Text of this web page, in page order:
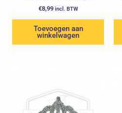
€8,99 incl. BTW
Toevoegen aan
winkelwagen